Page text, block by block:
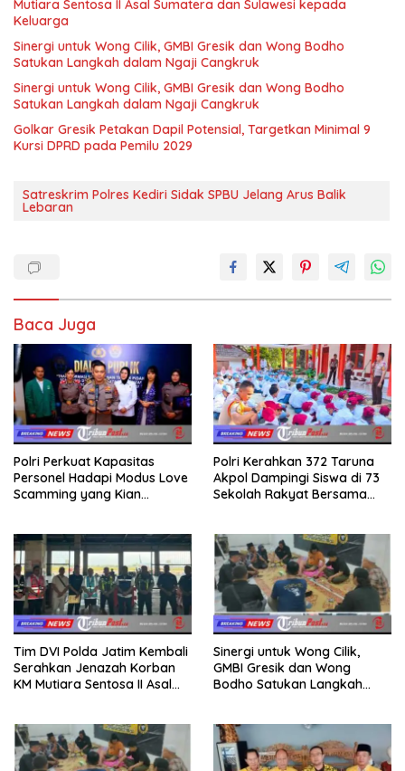
Mutiara Sentosa II Asal Sumatera dan Sulawesi kepada
Keluarga
Sinergi untuk Wong Cilik, GMBI Gresik dan Wong Bodho
Satukan Langkah dalam Ngaji Cangkruk
Sinergi untuk Wong Cilik, GMBI Gresik dan Wong Bodho
Satukan Langkah dalam Ngaji Cangkruk
Golkar Gresik Petakan Dapil Potensial, Targetkan Minimal 9
Kursi DPRD pada Pemilu 2029
Satreskrim Polres Kediri Sidak SPBU Jelang Arus Balik
Lebaran
Baca Juga
Polri Perkuat Kapasitas
Personel Hadapi Modus Love
Scamming yang Kian
Polri Kerahkan 372 Taruna
Akpol Dampingi Siswa di 73
Sekolah Rakyat Bersama
Tim DVI Polda Jatim Kembali
Serahkan Jenazah Korban
KM Mutiara Sentosa II Asal
Sinergi untuk Wong Cilik,
GMBI Gresik dan Wong
Bodho Satukan Langkah